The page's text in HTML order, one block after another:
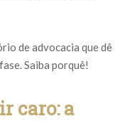
de advocacia que dê
Saiba porquê!
caro: a